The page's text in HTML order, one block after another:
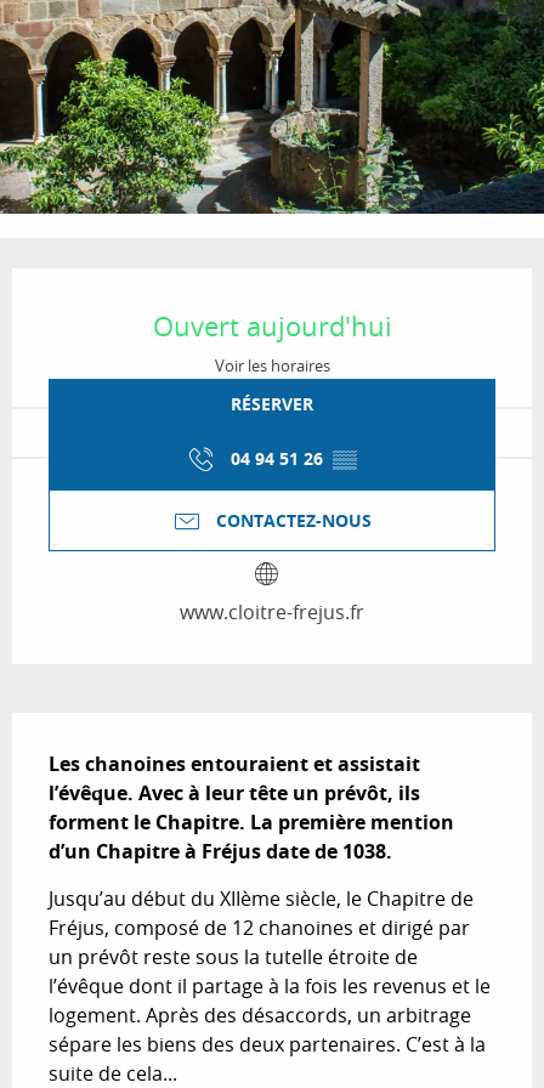
Ouvert aujourd'hui
Voir les horaires
RÉSERVER
04 94 51 26 ▒▒
CONTACTEZ-NOUS
www.cloitre-frejus.fr
Les chanoines entouraient et assistait
l’évêque. Avec à leur tête un prévôt, ils
forment le Chapitre. La première mention
d’un Chapitre à Fréjus date de 1038.
Jusqu’au début du XIIème siècle, le Chapitre de
Fréjus, composé de 12 chanoines et dirigé par
un prévôt reste sous la tutelle étroite de
l’évêque dont il partage à la fois les revenus et le
logement. Après des désaccords, un arbitrage
sépare les biens des deux partenaires. C’est à la
suite de cela...